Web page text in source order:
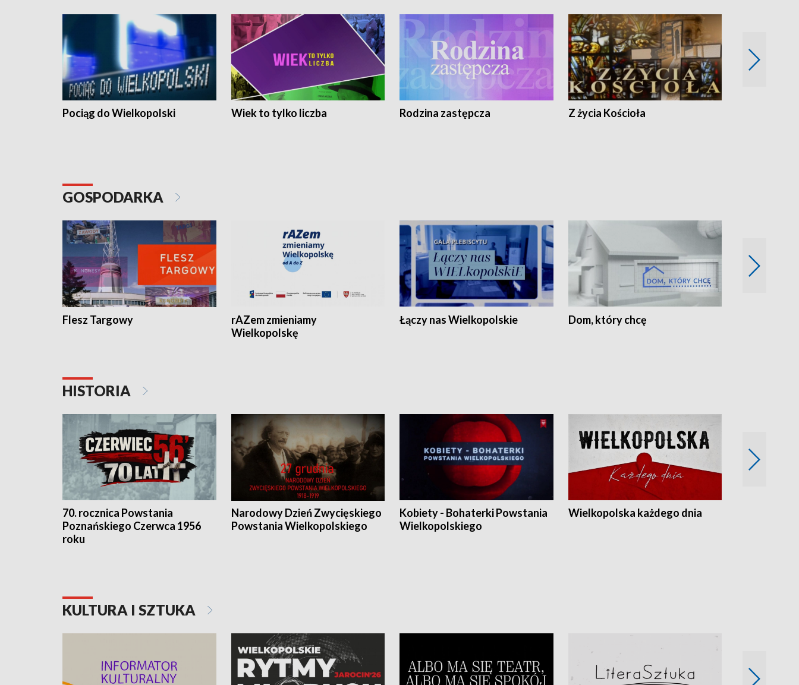
Pociąg do Wielkopolski Wiek to tylko liczba Rodzina zastępcza Z życia Kościoła
GOSPODARKA
Flesz Targowy
rAZem zmieniamy
Wielkopolskę
Łączy nas Wielkopolskie Dom, który chcę
HISTORIA
70. rocznica Powstania
Poznańskiego Czerwca 1956
roku
Narodowy Dzień Zwycięskiego
Powstania Wielkopolskiego
Kobiety - Bohaterki Powstania
Wielkopolskiego
Wielkopolska każdego dnia
KULTURA I SZTUKA